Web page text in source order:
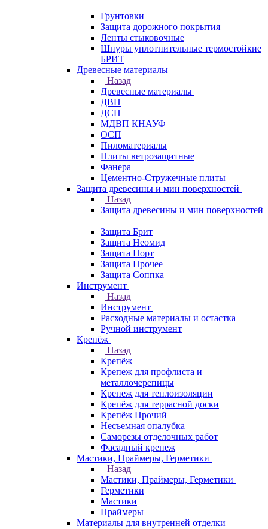
Грунтовки
Защита дорожного покрытия
Ленты стыковочные
Шнуры уплотнительные термостойкие
БРИТ
Древесные материалы
Назад
Древесные материалы
ДВП
ДСП
МДВП КНАУФ
ОСП
Пиломатериалы
Плиты ветрозащитные
Фанера
Цементно-Стружечные плиты
Защита древесины и мин поверхностей
Назад
Защита древесины и мин поверхностей
Защита Брит
Защита Неомид
Защита Норт
Защита Прочее
Защита Соппка
Инструмент
Назад
Инструмент
Расходные материалы и остастка
Ручной инструмент
Крепёж
Назад
Крепёж
Крепеж для профлиста и
металлочерепицы
Крепеж для теплоизоляции
Крепёж для террасной доски
Крепёж Прочий
Несъемная опалубка
Саморезы отделочных работ
Фасадный крепеж
Мастики, Праймеры, Герметики
Назад
Мастики, Праймеры, Герметики
Герметики
Мастики
Праймеры
Материалы для внутренней отделки